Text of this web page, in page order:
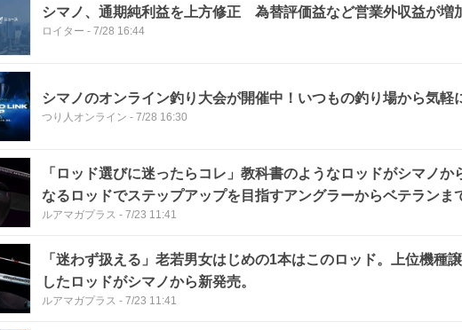
シマノ、通期純利益を上方修正 為替評価益など営業外収益が増
ロイター - 7/28 16:44
シマノのオンライン釣り大会が開催中！いつもの釣り場から気軽
つり人オンライン - 7/28 16:30
「ロッド選びに迷ったらコレ」教科書のようなロッドがシマノか
なるロッドでステップアップを目指すアングラーからベテランま
ルアマガプラス - 7/23 11:41
「迷わず扱える」老若男女はじめの1本はこのロッド。上位機種
したロッドがシマノから新発売。
ルアマガプラス - 7/23 11:41